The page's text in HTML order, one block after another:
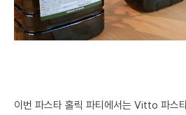
이번 파스타 홀릭 파티에서는 Vitto 파스